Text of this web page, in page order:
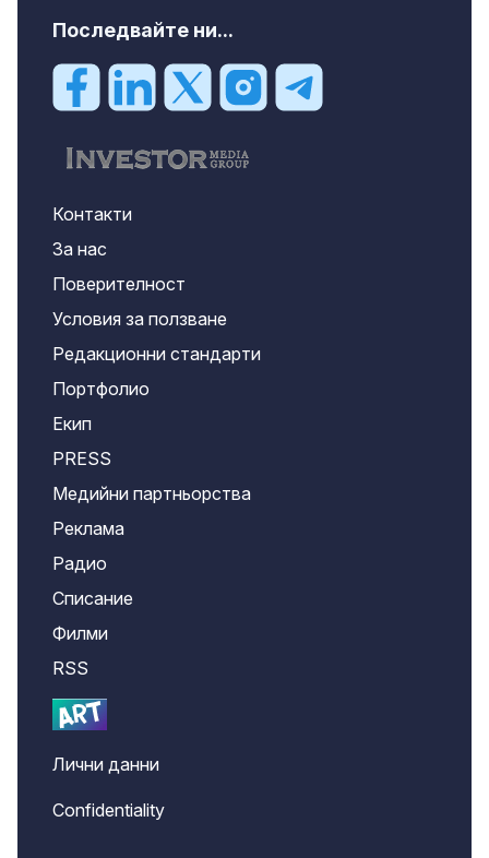
Последвайте ни...
Контакти
За нас
Поверителност
Условия за ползване
Редакционни стандарти
Портфолио
Екип
PRESS
Медийни партньорства
Реклама
Радио
Списание
Филми
RSS
Лични данни
Confidentiality